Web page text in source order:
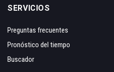
SERVICIOS
Preguntas frecuentes
Pronóstico del tiempo
Buscador